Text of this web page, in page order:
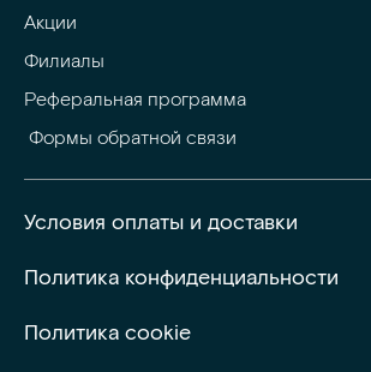
Акции
Филиалы
Реферальная программа
Формы обратной связи
Условия оплаты и доставки
Политика конфиденциальности
Политика cookie